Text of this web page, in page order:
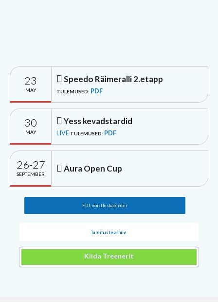
23
MAY
Speedo Räimeralli 2.etapp
TULEMUSED: PDF
30
MAY
Yess kevadstardid
LIVE TULEMUSED: PDF
26-27
SEPTEMBER
Aura Open Cup
EUL võistluskalender
Tulemuste arhiiv
Kiida Treenerit